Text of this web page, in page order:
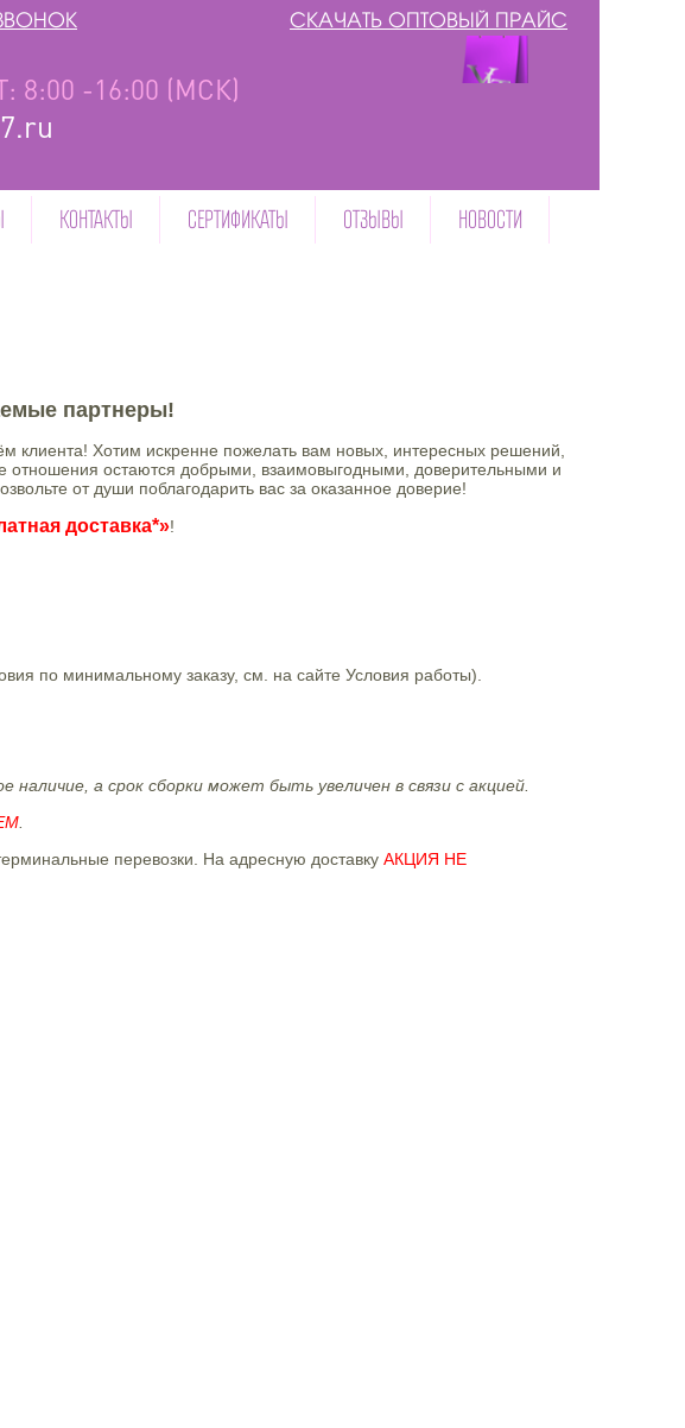
8:00 -16:00 (МСК)
СКАЧАТЬ ОПТОВЫЙ ПРАЙС
КОНТАКТЫ СЕРТИФИКАТЫ ОТЗЫВЫ НОВОСТИ
партнеры!
клиента! Хотим искренне пожелать вам новых, интересных решений,
отношения остаются добрыми, взаимовыгодными, доверительными и
от души поблагодарить вас за оказанное доверие!
доставка*»!
по минимальному заказу, см. на сайте Условия работы).
а срок сборки может быть увеличен в связи с акцией.
перевозки. На адресную доставку АКЦИЯ НЕ